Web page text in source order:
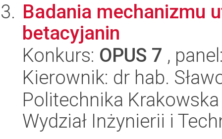
Badania mechanizmu
betacyjanin
Konkurs: OPUS 7 ,
Kierownik: dr hab.
Politechnika
Wydział Inżynierii i